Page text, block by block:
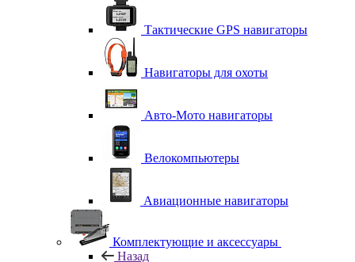
Тактические GPS навигаторы
Навигаторы для охоты
Авто-Мото навигаторы
Велокомпьютеры
Авиационные навигаторы
Комплектующие и аксессуары
Назад